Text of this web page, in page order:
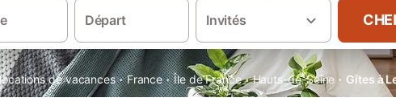
Départ Invités
de vacances · France · Île de France · Hauts-de-Seine · Gîtes à